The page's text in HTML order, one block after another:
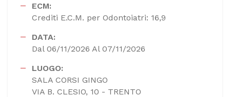
ECM:
Crediti E.C.M. per Odontoiatri: 16,9
DATA:
Dal 06/11/2026 Al 07/11/2026
LUOGO:
SALA CORSI GINGO
VIA B. CLESIO, 10 - TRENTO